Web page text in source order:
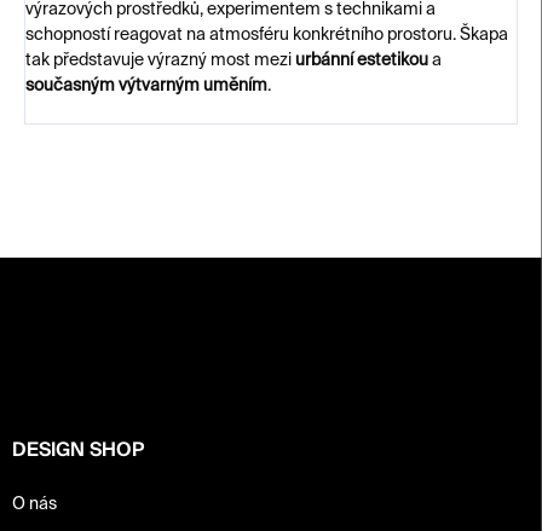
výrazových prostředků, experimentem s technikami a
schopností reagovat na atmosféru konkrétního prostoru. Škapa
tak představuje výrazný most mezi urbánní estetikou a
současným výtvarným uměním.
DESIGN SHOP
O nás